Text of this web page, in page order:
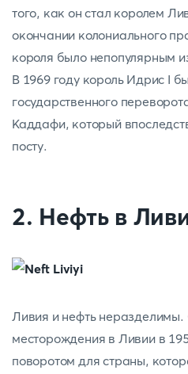
того, как он стал королем
окончании колониального
короля было непопулярным
В 1969 году король Идрис I
государственного
Каддафи, который
посту.
2. Нефть в
Ливия и нефть неразделимы.
месторождения в Ливии в
поворотом для страны,